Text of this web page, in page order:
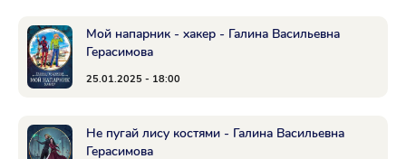
Мой напарник - хакер - Галина Васильевна
Герасимова
25.01.2025 - 18:00
Не пугай лису костями - Галина Васильевна
Герасимова